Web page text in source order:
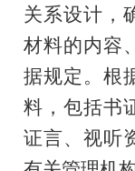
关系设计，
材料的内容
据规定。根
料，包括书
证言、视听